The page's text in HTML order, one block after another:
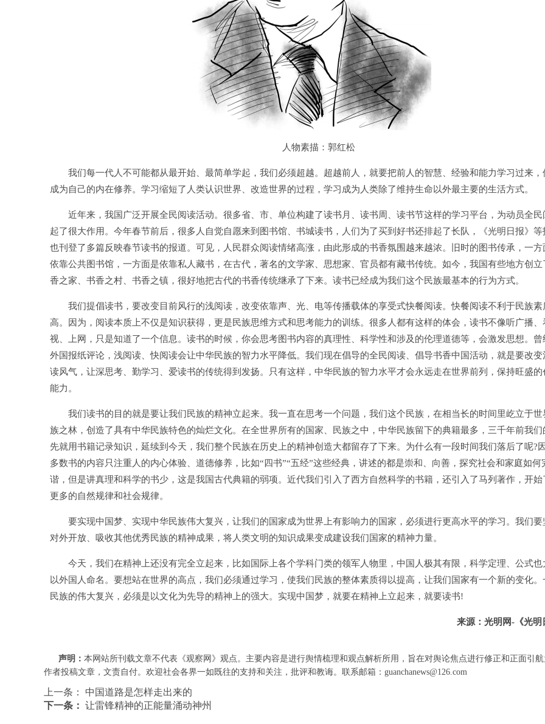
人物素描：郭红松
我们每一代人不可能都从最开始、最简单学起，我们必须超越。超越前人，就要把前人的智慧、经验和能力学习过来，
成为自己的内在修养。学习缩短了人类认识世界、改造世界的过程，学习成为人类除了维持生命以外最主要的生活方式。
近年来，我国广泛开展全民阅读活动。很多省、市、单位构建了读书月、读书周、读书节这样的学习平台，为动员全民
起了很大作用。今年春节前后，很多人自觉自愿来到图书馆、书城读书，人们为了买到好书还排起了长队，《光明日报》等
也刊登了多篇反映春节读书的报道。可见，人民群众阅读情绪高涨，由此形成的书香氛围越来越浓。旧时的图书传承，一方
依靠公共图书馆，一方面是依靠私人藏书，在古代，著名的文学家、思想家、官员都有藏书传统。如今，我国有些地方创立
香之家、书香之村、书香之镇，很好地把古代的书香传统继承了下来。读书已经成为我们这个民族最基本的行为方式。
我们提倡读书，要改变目前风行的浅阅读，改变依靠声、光、电等传播载体的享受式快餐阅读。快餐阅读不利于民族素
高。因为，阅读本质上不仅是知识获得，更是民族思维方式和思考能力的训练。很多人都有这样的体会，读书不像听广播、
视、上网，只是知道了一个信息。读书的时候，你会思考图书内容的真理性、科学性和涉及的伦理道德等，会激发思想。曾
外国报纸评论，浅阅读、快阅读会让中华民族的智力水平降低。我们现在倡导的全民阅读、倡导书香中国活动，就是要改变
读风气，让深思考、勤学习、爱读书的传统得到发扬。只有这样，中华民族的智力水平才会永远走在世界前列，保持旺盛的
能力。
我们读书的目的就是要让我们民族的精神立起来。我一直在思考一个问题，我们这个民族，在相当长的时间里屹立于世
族之林，创造了具有中华民族特色的灿烂文化。在全世界所有的国家、民族之中，中华民族留下的典籍最多，三千年前我们
先就用书籍记录知识，延续到今天，我们整个民族在历史上的精神创造大都留存了下来。为什么有一段时间我们落后了呢?
多数书的内容只注重人的内心体验、道德修养，比如“四书”“五经”这些经典，讲述的都是崇和、向善，探究社会和家庭如何
谐，但是讲真理和科学的书少，这是我国古代典籍的弱项。近代我们引入了西方自然科学的书籍，还引入了马列著作，开始
更多的自然规律和社会规律。
要实现中国梦、实现中华民族伟大复兴，让我们的国家成为世界上有影响力的国家，必须进行更高水平的学习。我们要
对外开放、吸收其他优秀民族的精神成果，将人类文明的知识成果变成建设我们国家的精神力量。
今天，我们在精神上还没有完全立起来，比如国际上各个学科门类的领军人物里，中国人极其有限，科学定理、公式也
以外国人命名。要想站在世界的高点，我们必须通过学习，使我们民族的整体素质得以提高，让我们国家有一个新的变化。
民族的伟大复兴，必须是以文化为先导的精神上的强大。实现中国梦，就要在精神上立起来，就要读书!
来源：光明网-《光明
声明： 本网站所刊载文章不代表《观察网》观点。主要内容是进行舆情梳理和观点解析所用，旨在对舆论焦点进行修正和正面引
作者投稿文章，文责自付。欢迎社会各界一如既往的支持和关注，批评和教诲。联系邮箱：guanchanews@126.com
上一条：
中国道路是怎样走出来的
下一条： 让雷锋精神的正能量涌动神州